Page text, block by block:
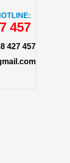
457
427 457